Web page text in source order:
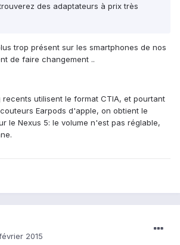
des adaptateurs à prix très
trop présent sur les smartphones de nos
de faire changement ..
recents utilisent le format CTIA, et pourtant
Earpods d'apple, on obtient le
le Nexus 5: le volume n'est pas réglable,
2015